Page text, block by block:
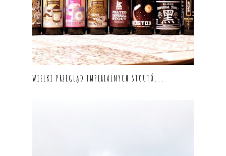
WIELKI PRZEGLĄD IMPERIALNYCH STOUTÓ...